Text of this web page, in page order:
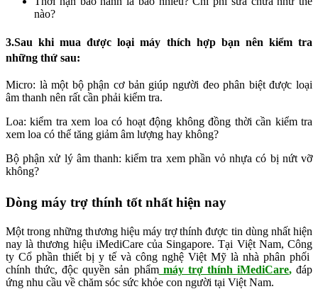
nào?
3.Sau khi mua được loại máy thích hợp bạn nên kiểm tra
những thứ sau:
Micro: là một bộ phận cơ bản giúp người đeo phân biệt được loại
âm thanh nên rất cần phải kiểm tra.
Loa: kiểm tra xem loa có hoạt động không đồng thời cần kiểm tra
xem loa có thể tăng giảm âm lượng hay không?
Bộ phận xử lý âm thanh: kiểm tra xem phần vỏ nhựa có bị nứt vỡ
không?
Dòng máy trợ thính tốt nhất hiện nay
Một trong những thương hiệu máy trợ thính được tin dùng nhất hiện
nay là thương hiệu iMediCare của Singapore. Tại Việt Nam, Công
ty Cổ phần thiết bị y tế và công nghệ Việt Mỹ là nhà phân phối
chính thức, độc quyền sản phẩmmáy trợ thính iMediCare,đáp
ứng nhu cầu về chăm sóc sức khỏe con người tại Việt Nam.